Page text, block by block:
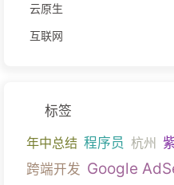
云原生
互联网
标签
年中总结 程序员 杭州
跨端开发 Google